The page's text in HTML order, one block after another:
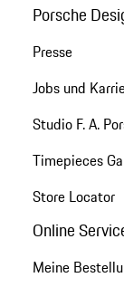
Porsche
Presse
Jobs und
Studio F. A.
Timepieces
Store Locator
Online
Meine